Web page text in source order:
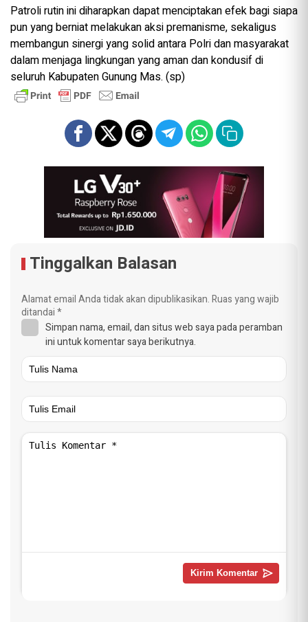
Patroli rutin ini diharapkan dapat menciptakan efek bagi siapa
pun yang berniat melakukan aksi premanisme, sekaligus
membangun sinergi yang solid antara Polri dan masyarakat
dalam menjaga lingkungan yang aman dan kondusif di
seluruh Kabupaten Gunung Mas. (sp)
Tinggalkan Balasan
Alamat email Anda tidak akan dipublikasikan.Ruas yang wajib
ditandai*
Simpan nama, email, dan situs web saya pada peramban
ini untuk komentar saya berikutnya.